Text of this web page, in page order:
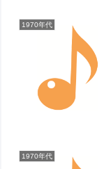
1970年代
1970年代